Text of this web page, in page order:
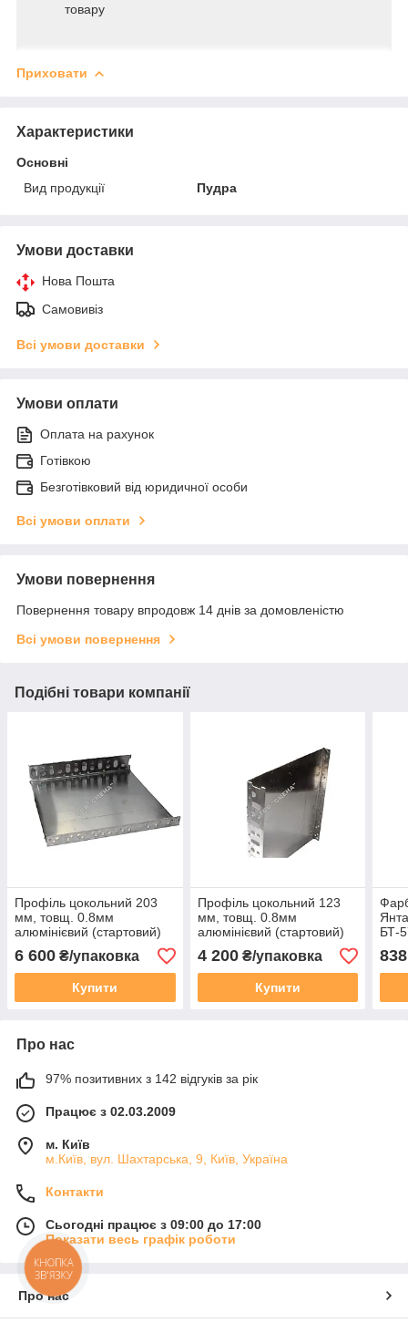
товару
Приховати
Характеристики
Основні
Вид продукції
Пудра
Умови доставки
Нова Пошта
Самовивіз
Всі умови доставки
Умови оплати
Оплата на рахунок
Готівкою
Безготівковий від юридичної особи
Всі умови оплати
Умови повернення
Повернення товару впродовж 14 днів за домовленістю
Всі умови повернення
Подібні товари компанії
Профіль цокольний 203
мм, товщ. 0.8мм
алюмінієвий (стартовий)
6 600 ₴/упаковка
Купити
Профіль цокольний 123
мм, товщ. 0.8мм
алюмінієвий (стартовий)
4 200₴/упаковка
Купити
БТ-
Про нас
97% позитивних з 142 відгуків за рік
Працює з 02.03.2009
м. Київ
м.Київ, вул. Шахтарська, 9, Київ, Україна
Контакти
Сьогодні працює з 09:00 до 17:00
Показати весь графік роботи
Про нас
КНОПКА
ЗВ'ЯЗКУ